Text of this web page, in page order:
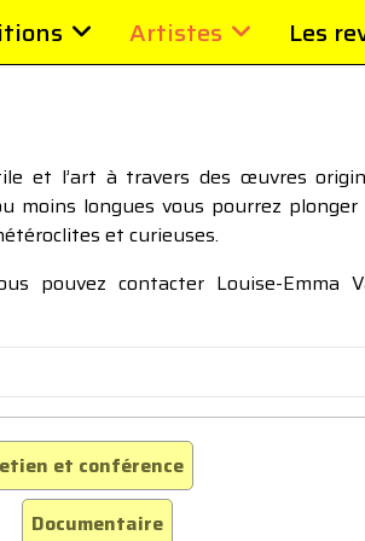
Artistes Les
et l’art à travers des œuvres
moins longues vous pourrez plonger
et curieuses.
pouvez contacter Louise-Emma
et conférence
Documentaire